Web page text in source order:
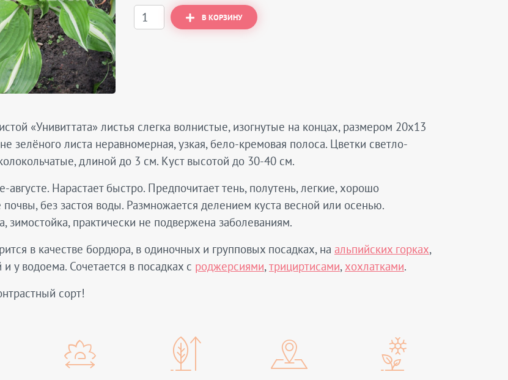
В КОРЗИНУ
«Унивиттата» листья слегка волнистые, изогнутые на концах, размером 20х13
зелёного листа неравномерная, узкая, бело-кремовая полоса. Цветки светло-
длиной до 3 см. Куст высотой до 30-40 см.
августе. Нарастает быстро. Предпочитает тень, полутень, легкие, хорошо
без застоя воды. Размножается делением куста весной или осенью.
зимостойка, практически не подвержена заболеваниям.
в качестве бордюра, в одиночных и групповых посадках, на альпийских горках,
у водоема. Сочетается в посадках с роджерсиями,трициртисами, хохлатками.
сорт!